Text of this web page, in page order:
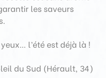
les saveurs
l’été est déjà là !
du Sud (Hérault, 34)